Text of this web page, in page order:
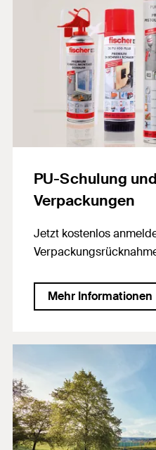
PU-Schulung
Verpackungen
Jetzt kostenlos
Mehr Informationen